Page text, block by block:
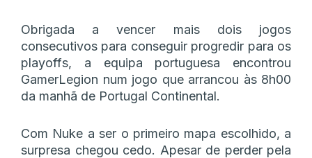
Obrigada a vencer mais dois jogos
consecutivos para conseguir progredir para os
playoffs, a equipa portuguesa encontrou
GamerLegion num jogo que arrancou às 8h00
da manhã de Portugal Continental.
Com Nuke a ser o primeiro mapa escolhido, a
surpresa chegou cedo. Apesar de perder pela